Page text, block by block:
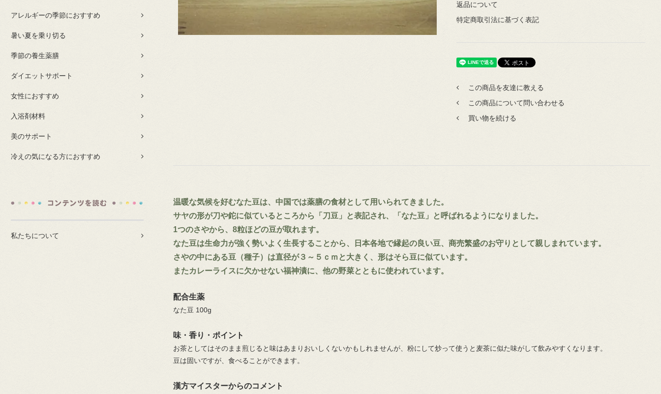
アレルギーの季節におすすめ
暑い夏を乗り切る
季節の養生薬膳
ダイエットサポート
女性におすすめ
入浴剤材料
美のサポート
冷えの気になる方におすすめ
私たちについて
返品について
特定商取引法に基づく表記
この商品を友達に教える
この商品について問い合わせる
買い物を続ける
温暖な気候を好むなた豆は、中国では薬膳の食材として用いられてきました。
サヤの形が刀や鉈に似ているところから「刀豆」と表記され、「なた豆」と呼ばれるようになりました。
1つのさやから、8粒ほどの豆が取れます。
なた豆は生命力が強く勢いよく生長することから、日本各地で縁起の良い豆、商売繁盛のお守りとして親しまれています。
さやの中にある豆（種子）は直径が３～５ｃｍと大きく、形はそら豆に似ています。
またカレーライスに欠かせない福神漬に、他の野菜とともに使われています。
配合生薬
なた豆 100g
味・香り・ポイント
お茶としてはそのまま煎じると味はあまりおいしくないかもしれませんが、粉にして炒って使うと麦茶に似た味がして飲みやすくなります。
豆は固いですが、食べることができます。
漢方マイスターからのコメント